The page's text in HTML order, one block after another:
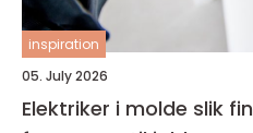
inspiration
05. July 2026
Elektriker i molde slik finner du riktig